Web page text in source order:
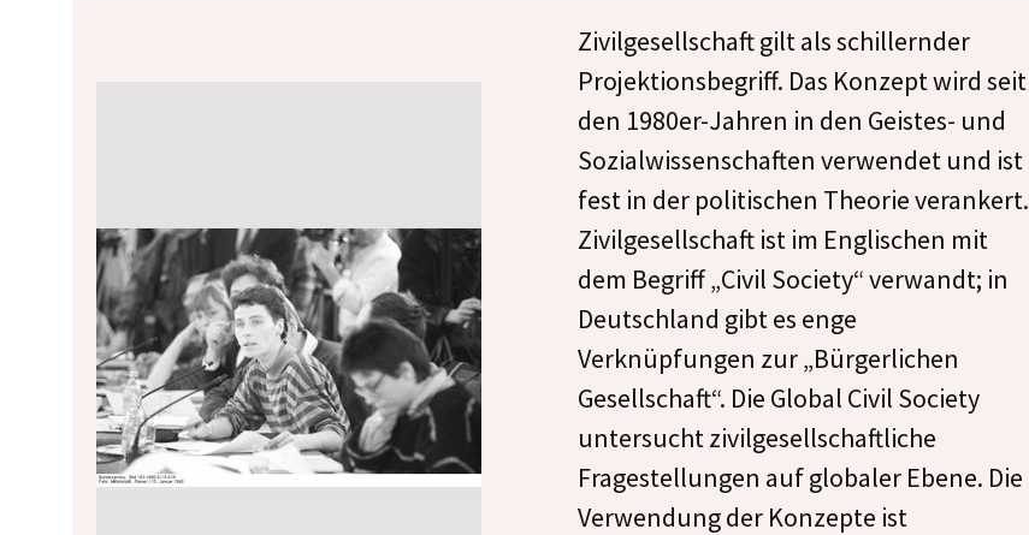
Zivilgesellschaft gilt als schillernder
Projektionsbegriff. Das Konzept wird seit
den 1980er-Jahren in den Geistes- und
Sozialwissenschaften verwendet und ist
fest in der politischen Theorie verankert.
Zivilgesellschaft ist im Englischen mit
dem Begriff „Civil Society“ verwandt; in
Deutschland gibt es enge
Verknüpfungen zur „Bürgerlichen
Gesellschaft“. Die Global Civil Society
untersucht zivilgesellschaftliche
Fragestellungen auf globaler Ebene. Die
Verwendung der Konzepte ist